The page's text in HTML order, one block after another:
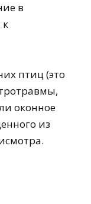
в
к
птиц (это
оконное
из